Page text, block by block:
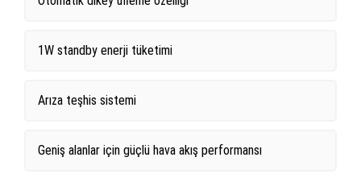
1W standby enerji tüketimi
Arıza teşhis sistemi
Geniş alanlar için güçlü hava akış performansı